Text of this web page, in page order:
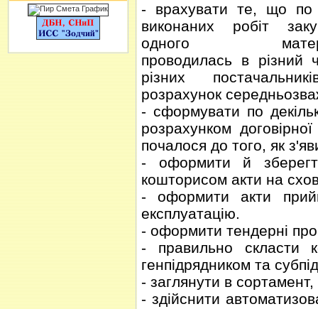
- врахувати те, що по
виконаних робіт
одного
проводилась в різний
різних
розрахунок
- сформувати по
розрахунком
почалося до того, як
- оформити й
кошторисом акти на
- оформити акти
експлуатацію.
- оформити тендерні
- правильно скласти
генпідрядником та
- заглянути в сортамент,
- здійснити